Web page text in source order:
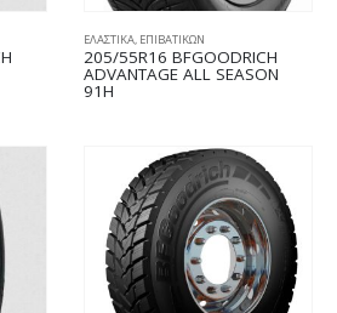
ΕΛΑΣΤΙΚΑ, ΕΠΙΒΑΤΙΚΩΝ
205/55R16 BFGOODRICH
ADVANTAGE ALL SEASON
91H